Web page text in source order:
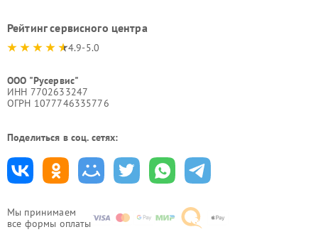
Мы принимаем
все формы оплаты
Рейтинг сервисного центра
4.9-5.0
ООО "Русервис"
ИНН 7702633247
ОГРН 1077746335776
Поделиться в соц. сетях: